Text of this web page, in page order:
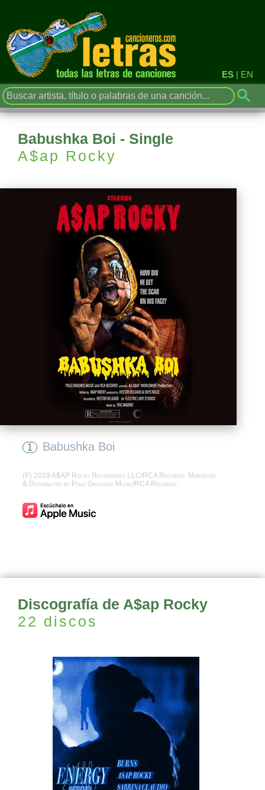
ES | EN
Babushka Boi - Single
A$ap Rocky
1 Babushka Boi
(P) 2019 A$AP Rocky Recordings LLC/RCA Records. Marketed
& Distributed by Polo Grounds Music/RCA Records.
Discografía de A$ap Rocky
22 discos